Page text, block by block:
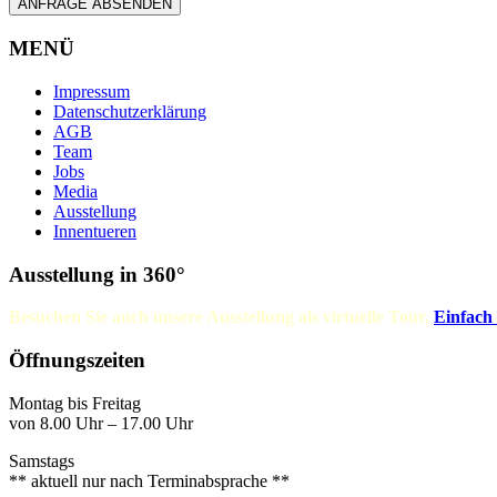
ANFRAGE ABSENDEN
MENÜ
Impressum
Datenschutzerklärung
AGB
Team
Jobs
Media
Ausstellung
Innentueren
Ausstellung in 360°
Besuchen Sie auch unsere Ausstellung als virtuelle Tour. Einfach
Öffnungszeiten
Montag bis Freitag
von 8.00 Uhr – 17.00 Uhr
Samstags
** aktuell nur nach Terminabsprache **